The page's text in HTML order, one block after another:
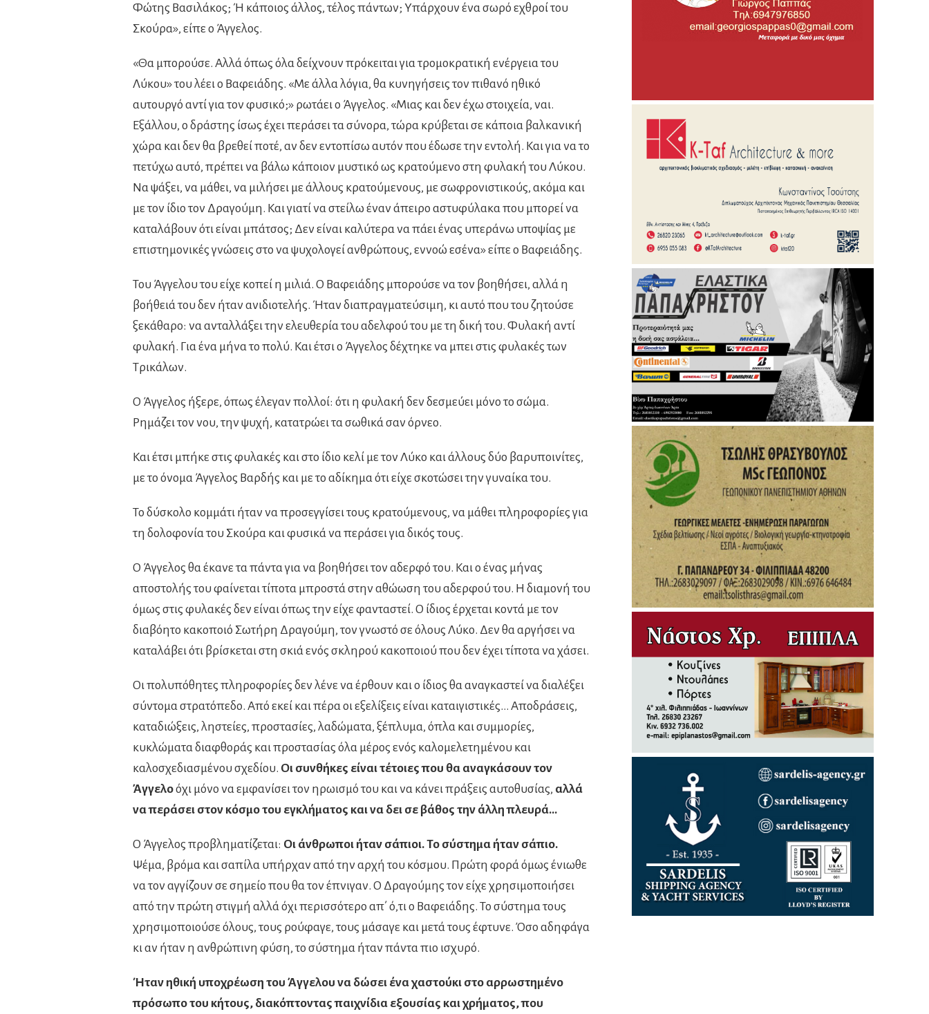
Φώτης Βασιλάκος; Ή κάποιος άλλος, τέλος πάντων; Υπάρχουν ένα σωρό εχθροί του
Σκούρα», είπε ο Άγγελος.
«Θα μπορούσε. Αλλά όπως όλα δείχνουν πρόκειται για τρομοκρατική ενέργεια του
Λύκου» του λέει ο Βαφειάδης. «Με άλλα λόγια, θα κυνηγήσεις τον πιθανό ηθικό
αυτουργό αντί για τον φυσικό;» ρωτάει ο Άγγελος. «Μιας και δεν έχω στοιχεία, ναι.
Εξάλλου, ο δράστης ίσως έχει περάσει τα σύνορα, τώρα κρύβεται σε κάποια βαλκανική
χώρα και δεν θα βρεθεί ποτέ, αν δεν εντοπίσω αυτόν που έδωσε την εντολή. Και για να το
πετύχω αυτό, πρέπει να βάλω κάποιον μυστικό ως κρατούμενο στη φυλακή του Λύκου.
Να ψάξει, να μάθει, να μιλήσει με άλλους κρατούμενους, με σωφρονιστικούς, ακόμα και
με τον ίδιο τον Δραγούμη. Και γιατί να στείλω έναν άπειρο αστυφύλακα που μπορεί να
καταλάβουν ότι είναι μπάτσος; Δεν είναι καλύτερα να πάει ένας υπεράνω υποψίας με
επιστημονικές γνώσεις στο να ψυχολογεί ανθρώπους, εννοώ εσένα» είπε ο Βαφειάδης.
Του Άγγελου του είχε κοπεί η μιλιά. Ο Βαφειάδης μπορούσε να τον βοηθήσει, αλλά η
βοήθειά του δεν ήταν ανιδιοτελής. Ήταν διαπραγματεύσιμη, κι αυτό που του ζητούσε
ξεκάθαρο: να ανταλλάξει την ελευθερία του αδελφού του με τη δική του. Φυλακή αντί
φυλακή. Για ένα μήνα το πολύ. Και έτσι ο Άγγελος δέχτηκε να μπει στις φυλακές των
Τρικάλων.
Ο Άγγελος ήξερε, όπως έλεγαν πολλοί: ότι η φυλακή δεν δεσμεύει μόνο το σώμα.
Ρημάζει τον νου, την ψυχή, κατατρώει τα σωθικά σαν όρνεο.
Και έτσι μπήκε στις φυλακές και στο ίδιο κελί με τον Λύκο και άλλους δύο βαρυποινίτες,
με το όνομα Άγγελος Βαρδής και με το αδίκημα ότι είχε σκοτώσει την γυναίκα του.
Το δύσκολο κομμάτι ήταν να προσεγγίσει τους κρατούμενους, να μάθει πληροφορίες για
τη δολοφονία του Σκούρα και φυσικά να περάσει για δικός τους.
Ο Άγγελος θα έκανε τα πάντα για να βοηθήσει τον αδερφό του. Και ο ένας μήνας
αποστολής του φαίνεται τίποτα μπροστά στην αθώωση του αδερφού του. Η διαμονή του
όμως στις φυλακές δεν είναι όπως την είχε φανταστεί. Ο ίδιος έρχεται κοντά με τον
διαβόητο κακοποιό Σωτήρη Δραγούμη, τον γνωστό σε όλους Λύκο. Δεν θα αργήσει να
καταλάβει ότι βρίσκεται στη σκιά ενός σκληρού κακοποιού που δεν έχει τίποτα να χάσει.
Οι πολυπόθητες πληροφορίες δεν λένε να έρθουν και ο ίδιος θα αναγκαστεί να διαλέξει
σύντομα στρατόπεδο. Από εκεί και πέρα οι εξελίξεις είναι καταιγιστικές… Αποδράσεις,
καταδιώξεις, ληστείες, προστασίες, λαδώματα, ξέπλυμα, όπλα και συμμορίες,
κυκλώματα διαφθοράς και προστασίας όλα μέρος ενός καλομελετημένου και
καλοσχεδιασμένου σχεδίου. Οι συνθήκες είναι τέτοιες που θα αναγκάσουν τον
Άγγελοόχι μόνο να εμφανίσει τον ηρωισμό του και να κάνει πράξεις αυτοθυσίας, αλλά
να περάσει στον κόσμο του εγκλήματος και να δει σε βάθος την άλλη πλευρά…
Ο Άγγελος προβληματίζεται: Οι άνθρωποι ήταν σάπιοι. Το σύστημα ήταν σάπιο.
Ψέμα, βρόμα και σαπίλα υπήρχαν από την αρχή του κόσμου. Πρώτη φορά όμως ένιωθε
να τον αγγίζουν σε σημείο που θα τον έπνιγαν. Ο Δραγούμης τον είχε χρησιμοποιήσει
από την πρώτη στιγμή αλλά όχι περισσότερο απ΄ ό,τι ο Βαφειάδης. Το σύστημα τους
χρησιμοποιούσε όλους, τους ρούφαγε, τους μάσαγε και μετά τους έφτυνε. Όσο αδηφάγα
κι αν ήταν η ανθρώπινη φύση, το σύστημα ήταν πάντα πιο ισχυρό.
Ήταν ηθική υποχρέωση του Άγγελου να δώσει ένα χαστούκι στο αρρωστημένο
πρόσωπο του κήτους, διακόπτοντας παιχνίδια εξουσίας και χρήματος, που